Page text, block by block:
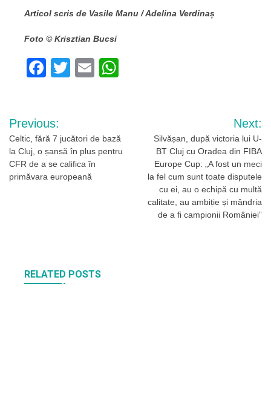
Articol scris de Vasile Manu / Adelina Verdinaș
Foto © Krisztian Bucsi
Facebook
Twitter
Email
Navigare
în
articole
Previous:
Celtic, fără 7 jucători de bază
la Cluj, o șansă în plus pentru
CFR de a se califica în
primăvara europeană
Next:
Silvășan, după victoria lui U-
BT Cluj cu Oradea din FIBA
Europe Cup: „A fost un meci
la fel cum sunt toate disputele
cu ei, au o echipă cu multă
calitate, au ambiție și mândria
de a fi campionii României”
RELATED POSTS